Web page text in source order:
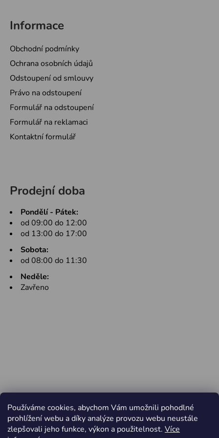
Používáme cookies, abychom Vám umožnili pohodlné
prohlížení webu a díky analýze provozu webu neustále
zlepšovali jeho funkce, výkon a použitelnost. Více
Informace
Obchodní podmínky
Ochrana osobních údajů
Odstoupení od smlouvy
Právo na odstoupení
Formulář na odstoupení
Formulář na reklamaci
Kontaktní formulář
Prodejní doba
Pondělí - Pátek:
od 09:00 do 12:00
od 13:00 do 17:00
Sobota:
od 08:00 do 11:30
Neděle:
Zavřeno